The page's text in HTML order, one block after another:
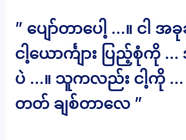
” ပျော်တာပေါ့ …။ ငါ အ
ငါ့ယောင်္ကျား ပြည့်စုံကို
ပဲ …။ သူကလည်း ငါ့ကို
တတ် ချစ်တာလေ ”